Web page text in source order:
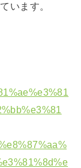
います。